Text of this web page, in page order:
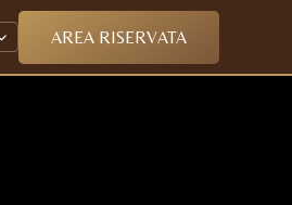
AREA RISERVATA